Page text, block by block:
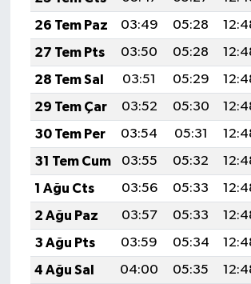
26 Tem Paz
03:49 05:28
27 Tem Pts
03:50 05:28
28 Tem Sal
03:51 05:29
29 Tem Çar
03:52 05:30
30 Tem Per
03:54 05:31
31 Tem Cum
03:55 05:32
1 Ağu Cts
03:56 05:33
2 Ağu Paz
03:57 05:33
3 Ağu Pts
03:59 05:34
4 Ağu Sal
04:00 05:35